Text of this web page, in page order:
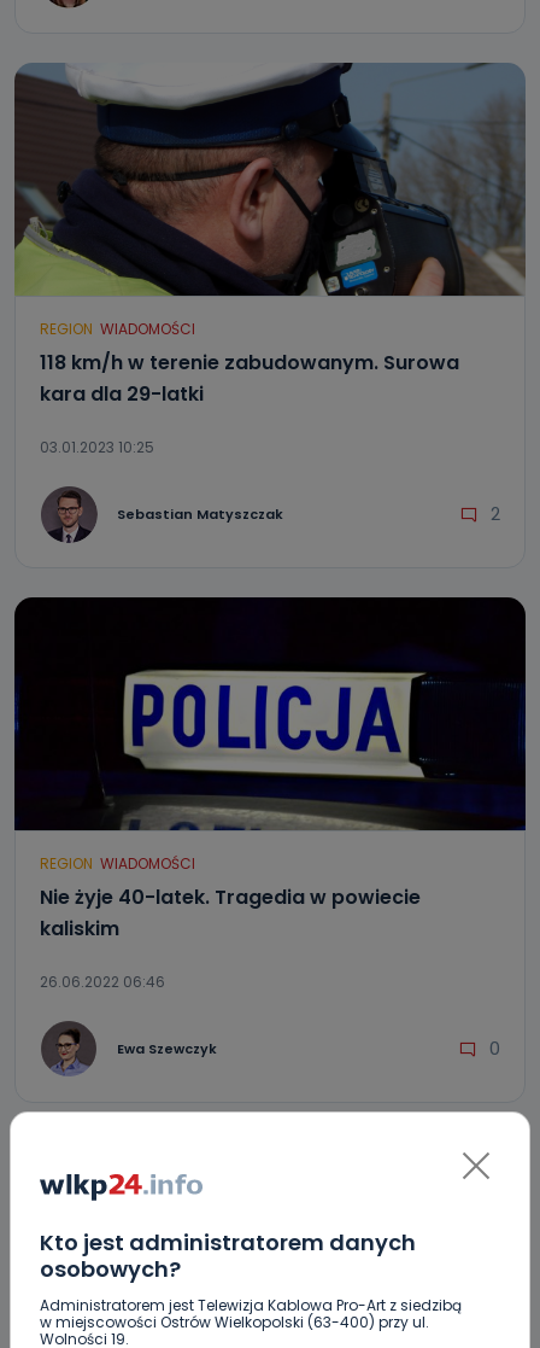
Kto jest administratorem danych
osobowych?
Administratorem jest Telewizja Kablowa Pro-Art z siedzibą
w miejscowości Ostrów Wielkopolski (63-400) przy ul.
Wolności 19.
REGION WIADOMOŚCI
118 km/h w terenie zabudowanym. Surowa
kara dla 29-latki
03.01.2023 10:25
Sebastian Matyszczak 2
REGION WIADOMOŚCI
Nie żyje 40-latek. Tragedia w powiecie
kaliskim
26.06.2022 06:46
Ewa Szewczyk 0